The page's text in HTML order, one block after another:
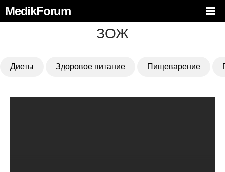
MedikForum
ЗОЖ
Диеты Здоровое питание Пищеварение